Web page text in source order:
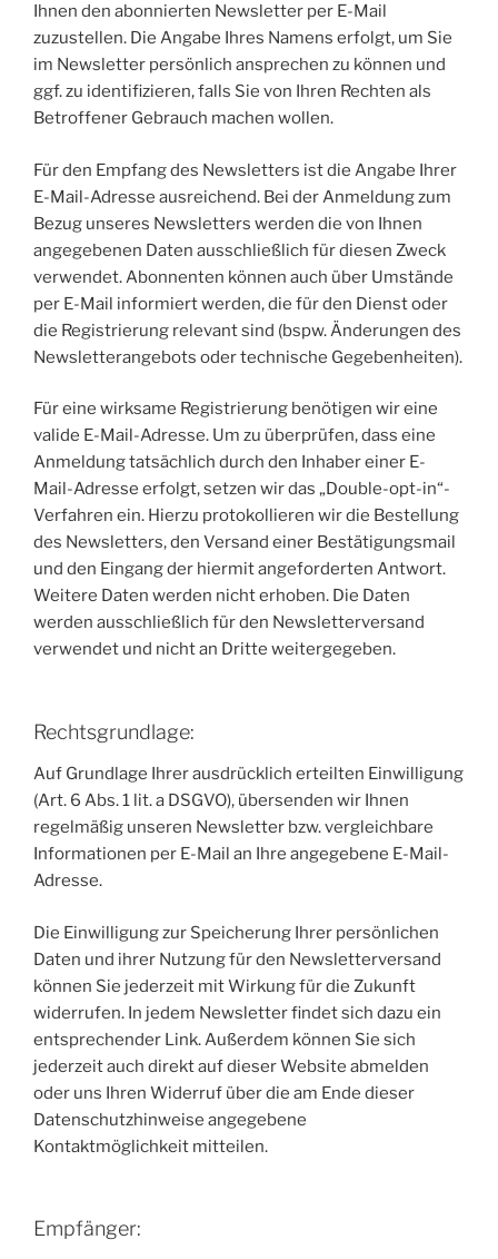
Ihnen den abonnierten Newsletter per E-Mail
zuzustellen. Die Angabe Ihres Namens erfolgt, um Sie
im Newsletter persönlich ansprechen zu können und
ggf. zu identifizieren, falls Sie von Ihren Rechten als
Betroffener Gebrauch machen wollen.
Für den Empfang des Newsletters ist die Angabe Ihrer
E-Mail-Adresse ausreichend. Bei der Anmeldung zum
Bezug unseres Newsletters werden die von Ihnen
angegebenen Daten ausschließlich für diesen Zweck
verwendet. Abonnenten können auch über Umstände
per E-Mail informiert werden, die für den Dienst oder
die Registrierung relevant sind (bspw. Änderungen des
Newsletterangebots oder technische Gegebenheiten).
Für eine wirksame Registrierung benötigen wir eine
valide E-Mail-Adresse. Um zu überprüfen, dass eine
Anmeldung tatsächlich durch den Inhaber einer E-
Mail-Adresse erfolgt, setzen wir das „Double-opt-in“-
Verfahren ein. Hierzu protokollieren wir die Bestellung
des Newsletters, den Versand einer Bestätigungsmail
und den Eingang der hiermit angeforderten Antwort.
Weitere Daten werden nicht erhoben. Die Daten
werden ausschließlich für den Newsletterversand
verwendet und nicht an Dritte weitergegeben.
Rechtsgrundlage:
Auf Grundlage Ihrer ausdrücklich erteilten Einwilligung
(Art. 6 Abs. 1 lit. a DSGVO), übersenden wir Ihnen
regelmäßig unseren Newsletter bzw. vergleichbare
Informationen per E-Mail an Ihre angegebene E-Mail-
Adresse.
Die Einwilligung zur Speicherung Ihrer persönlichen
Daten und ihrer Nutzung für den Newsletterversand
können Sie jederzeit mit Wirkung für die Zukunft
widerrufen. In jedem Newsletter findet sich dazu ein
entsprechender Link. Außerdem können Sie sich
jederzeit auch direkt auf dieser Website abmelden
oder uns Ihren Widerruf über die am Ende dieser
Datenschutzhinweise angegebene
Kontaktmöglichkeit mitteilen.
Empfänger: